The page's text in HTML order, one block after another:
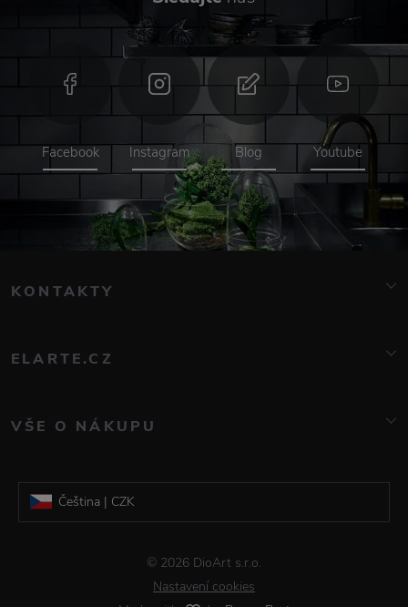
Facebook Instagram Blog Youtube
KONTAKTY
776 081 000
ELARTE.CZ
Kontakt
Galerie DioArt
VŠE O NÁKUPU
Reklamace a vrácení zboží
Obchodní podmínky
Čeština | CZK
© 2026 DioArt s.r.o.
Nastavení cookies